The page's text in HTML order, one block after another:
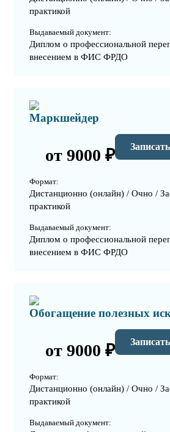
практикой
Выдаваемый документ:
Диплом о профессиональной
внесением в ФИС ФРДО
Маркшейдер
от 9000 ₽
Формат:
Дистанционно (онлайн) / Очно /
практикой
Выдаваемый документ:
Диплом о профессиональной
внесением в ФИС ФРДО
Обогащение полезных
от 9000 ₽
Формат:
Дистанционно (онлайн) / Очно /
практикой
Выдаваемый документ: